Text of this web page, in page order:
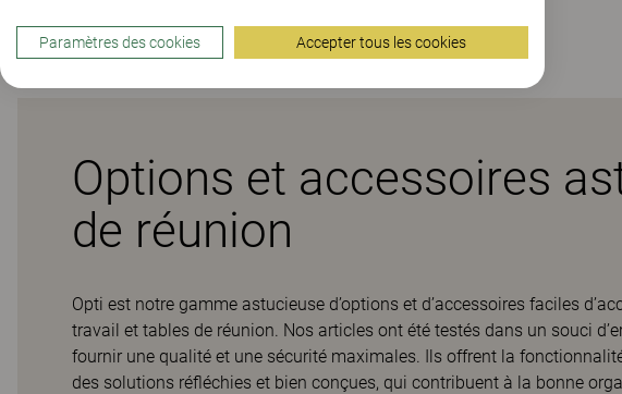
Options et accessoires
de réunion
Opti est notre gamme astucieuse d’options et d’accessoires faciles
travail et tables de réunion. Nos articles ont été testés dans un souci
fournir une qualité et une sécurité maximales. Ils offrent la
des solutions réfléchies et bien conçues, qui contribuent à la bonne
Paramètres des cookies Accepter tous les cookies